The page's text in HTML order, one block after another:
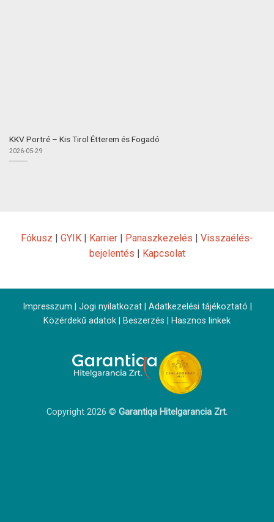
KKV Portré – Kis Tirol Étterem és Fogadó
2026-05-29
Fókusz GYIK Karrier Panaszkezelés
Visszaélés-
bejelentés
Kapcsolat
Impresszum Jogi nyilatkozat| Adatkezelési tájékoztató
Közérdekű adatok
Beszerzés Hasznos linkek
Copyright 2026 © Garantiqa Hitelgarancia Zrt.